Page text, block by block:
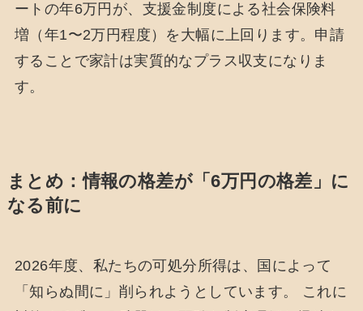
ートの年6万円が、支援金制度による社会保険料
増（年1〜2万円程度）を大幅に上回ります。申請
することで家計は実質的なプラス収支になりま
す。
まとめ：情報の格差が「6万円の格差」に
なる前に
2026年度、私たちの可処分所得は、国によって
「知らぬ間に」削られようとしています。 これに